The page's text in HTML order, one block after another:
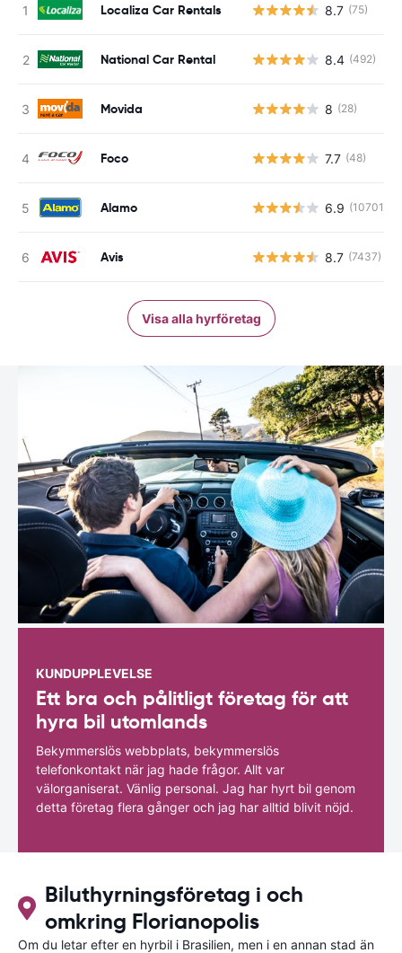
Localiza Car Rentals 8.7 (75)
National Car Rental 8.4 (492)
Movida 8 (28)
Foco 7.7 (48)
Alamo 6.9 (10701)
Avis 8.7 (7437)
Visa alla hyrföretag
KUNDUPPLEVELSE
Ett bra och pålitligt företag för att
hyra bil utomlands
Bekymmerslös webbplats, bekymmerslös
telefonkontakt när jag hade frågor. Allt var
välorganiserat. Vänlig personal. Jag har hyrt bil genom
detta företag flera gånger och jag har alltid blivit nöjd.
Biluthyrningsföretag i och
omkring Florianopolis
Om du letar efter en hyrbil i Brasilien, men i en annan stad än